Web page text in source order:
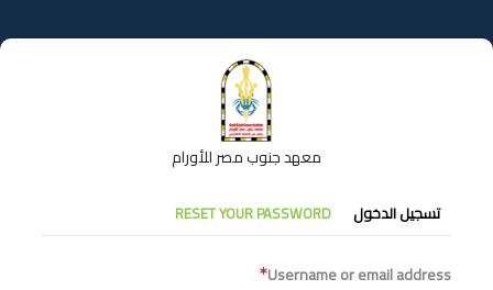
إلى
المحتوى
معهد جنوب مصر للأورام
التبويبات
الأساسية
تسجيل الدخول RESET YOUR PASSWORD
Username or email address